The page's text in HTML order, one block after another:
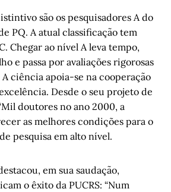
são os pesquisadores A do
PQ. A atual classificação tem
Chegar ao nível A leva tempo,
e passa por avaliações rigorosas
ciência apoia-se na cooperação
Desde o seu projeto de
doutores no ano 2000, a
as melhores condições para o
pesquisa em alto nível.
em sua saudação,
o êxito da PUCRS: “Num